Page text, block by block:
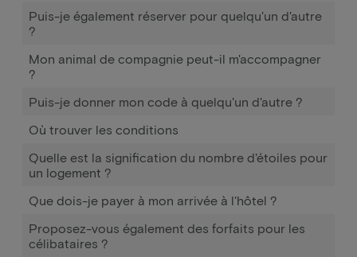
Puis-je également réserver pour quelqu'un d'autre
?
Mon animal de compagnie peut-il m'accompagner
?
Puis-je donner mon code à quelqu'un d'autre ?
Où trouver les conditions
Quelle est la signification du nombre d'étoiles pour
un logement ?
Que dois-je payer à mon arrivée à l'hôtel ?
Proposez-vous également des forfaits pour les
célibataires ?